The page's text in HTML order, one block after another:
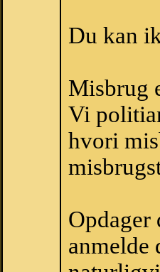
Du kan
Misbrug
Vi
hvori
Opdager
anmelde